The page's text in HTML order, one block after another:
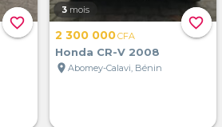
favorite_border favorite_border
3 mois
2 300 000CFA
Honda CR-V 2008
location_on Abomey-Calavi, Bénin